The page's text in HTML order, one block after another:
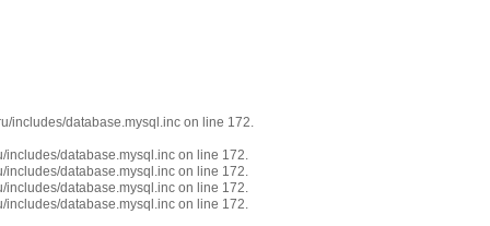
includes/database.mysql.inc on line 172.
includes/database.mysql.inc on line 172.
includes/database.mysql.inc on line 172.
includes/database.mysql.inc on line 172.
includes/database.mysql.inc on line 172.